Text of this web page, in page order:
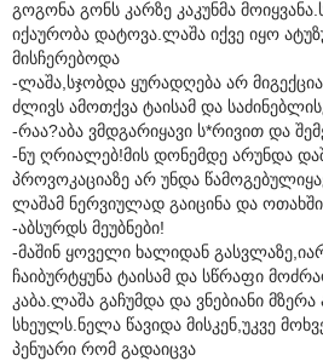
გოგონა გონს კარზე კაკუნმა
იქაურობა დატოვა.ლაშა იქვე იყო
მისჩერებოდა
-ლაშა,სჯობდა ყურადღება არ
ძლივს ამოთქვა ტაისამ და
-რაა?აბა ვმდგარიყავი ს*რივით და
-ნუ ღრიალებ!მის დონემდე არუნდა
პროვოკაციაზე არ უნდა
ლაშამ ნერვიულად გაიცინა და ოთახში
-აბსურდს მეუბნები!
-მაშინ ყოველი ხალიდან
ჩაიბურტყუნა ტაისამ და სწრაფი
კაბა.ლაშა გაჩუმდა და ვნებიანი
სხეულს.ნელა წავიდა მისკენ,უკვე
პენუარი რომ გადაიცვა